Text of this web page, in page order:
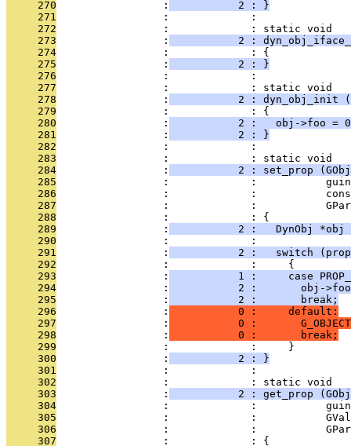
     270
                 :
           2 : }
     271
                 :             :
     272
                 :             : static void
     273
                 :
2 :
     274
                 :             : {
     275
                 :
           2 : }
     276
                 :             :
     277
                 :             : static void
     278
                 :
2 : dyn_obj_init
     279
                 :             : {
     280
                 :
2 :   obj->foo =
     281
                 :
           2 : }
     282
                 :             :
     283
                 :             : static void
     284
                 :
2 : set_prop
     285
:             :
     286
:             :
     287
:             :
     288
                 :             : {
     289
                 :
2 :   DynObj *obj
     290
                 :             :
     291
                 :
2 :   switch
     292
                 :             :     {
     293
                 :
1 :     case
     294
                 :
2 :       obj-
     295
                 :
           2 :       break;
     296
                 :
           0 :     default:
     297
                 :
0 :
     298
                 :
           0 :       break;
     299
                 :             :     }
     300
                 :
           2 : }
     301
                 :             :
     302
                 :             : static void
     303
                 :
2 : get_prop
     304
:             :
     305
:             :
     306
:             :
     307
                 :             : {